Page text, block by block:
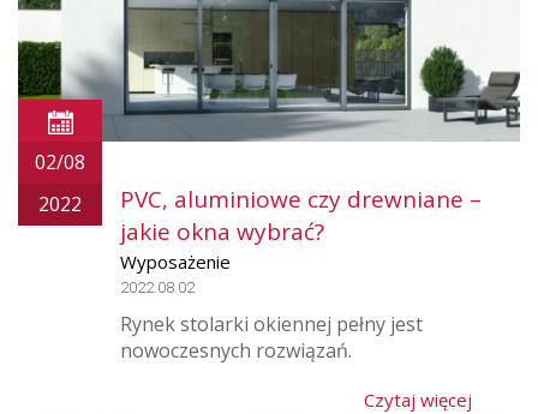
02/08
2022
PVC, aluminiowe czy drewniane –
jakie okna wybrać?
Wyposażenie
2022.08.02
Rynek stolarki okiennej pełny jest
nowoczesnych rozwiązań.
Czytaj więcej